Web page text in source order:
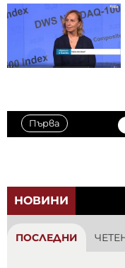
Първа
НОВИНИ
ПОСЛЕДНИ